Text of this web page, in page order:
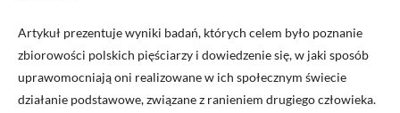
Artykuł prezentuje wyniki badań, których celem było poznanie
zbiorowości polskich pięściarzy i dowiedzenie się, w jaki sposób
uprawomocniają oni realizowane w ich społecznym świecie
działanie podstawowe, związane z ranieniem drugiego człowieka.